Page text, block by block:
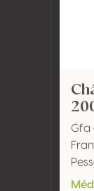
Gfa